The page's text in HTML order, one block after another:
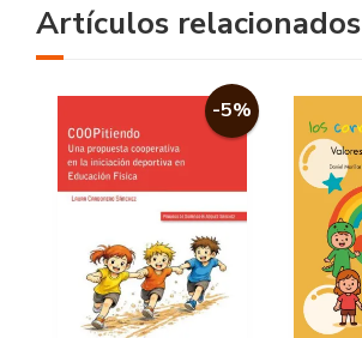
Artículos relacionados
-5%